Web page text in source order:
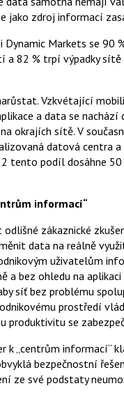
jako zdroj informací
Markets se 90
a 82 % trpí výpadky
Vzkvétající
a data se
okrajích sítě. V
datová centra
tento podíl dosáhne
informací“
zákaznické
data na reálně
uživatelům
a bez ohledu na
síť bez problému
prostředí
produktivitu se
k „centrům informací“
bezpečnostní
ze své podstaty